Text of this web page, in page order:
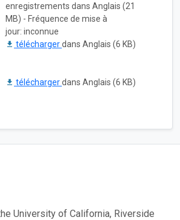
enregistrements dans Anglais (21
MB) - Fréquence de mise à
jour: inconnue
téléchargerdans Anglais (6 KB)
téléchargerdans Anglais (6 KB)
University of California, Riverside